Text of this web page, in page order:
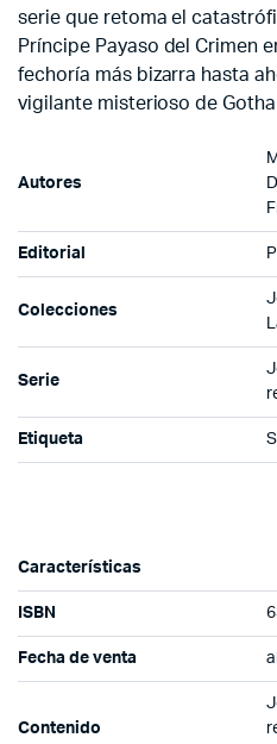
serie que retoma el
Príncipe Payaso del Crimen
fechoría más bizarra hasta
vigilante misterioso de
Autores
Editorial
Colecciones
Serie
Etiqueta
Características
ISBN
Fecha de venta
Contenido